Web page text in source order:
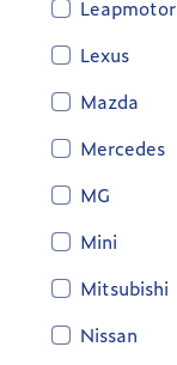
Leapmotor
Lexus
Mazda
Mercedes
MG
Mini
Mitsubishi
Nissan